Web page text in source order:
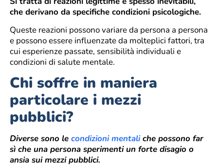
che derivano da specifiche condizioni psicologiche.
Queste reazioni possono variare da persona a persona
e possono essere influenzate da molteplici fattori, tra
cui esperienze passate, sensibilità individuali e
condizioni di salute mentale.
Chi soffre in maniera
particolare i mezzi
pubblici?
Diverse sono le condizioni mentaliche possono far
sì che una persona sperimenti un forte disagio o
ansia sui mezzi pubblici.